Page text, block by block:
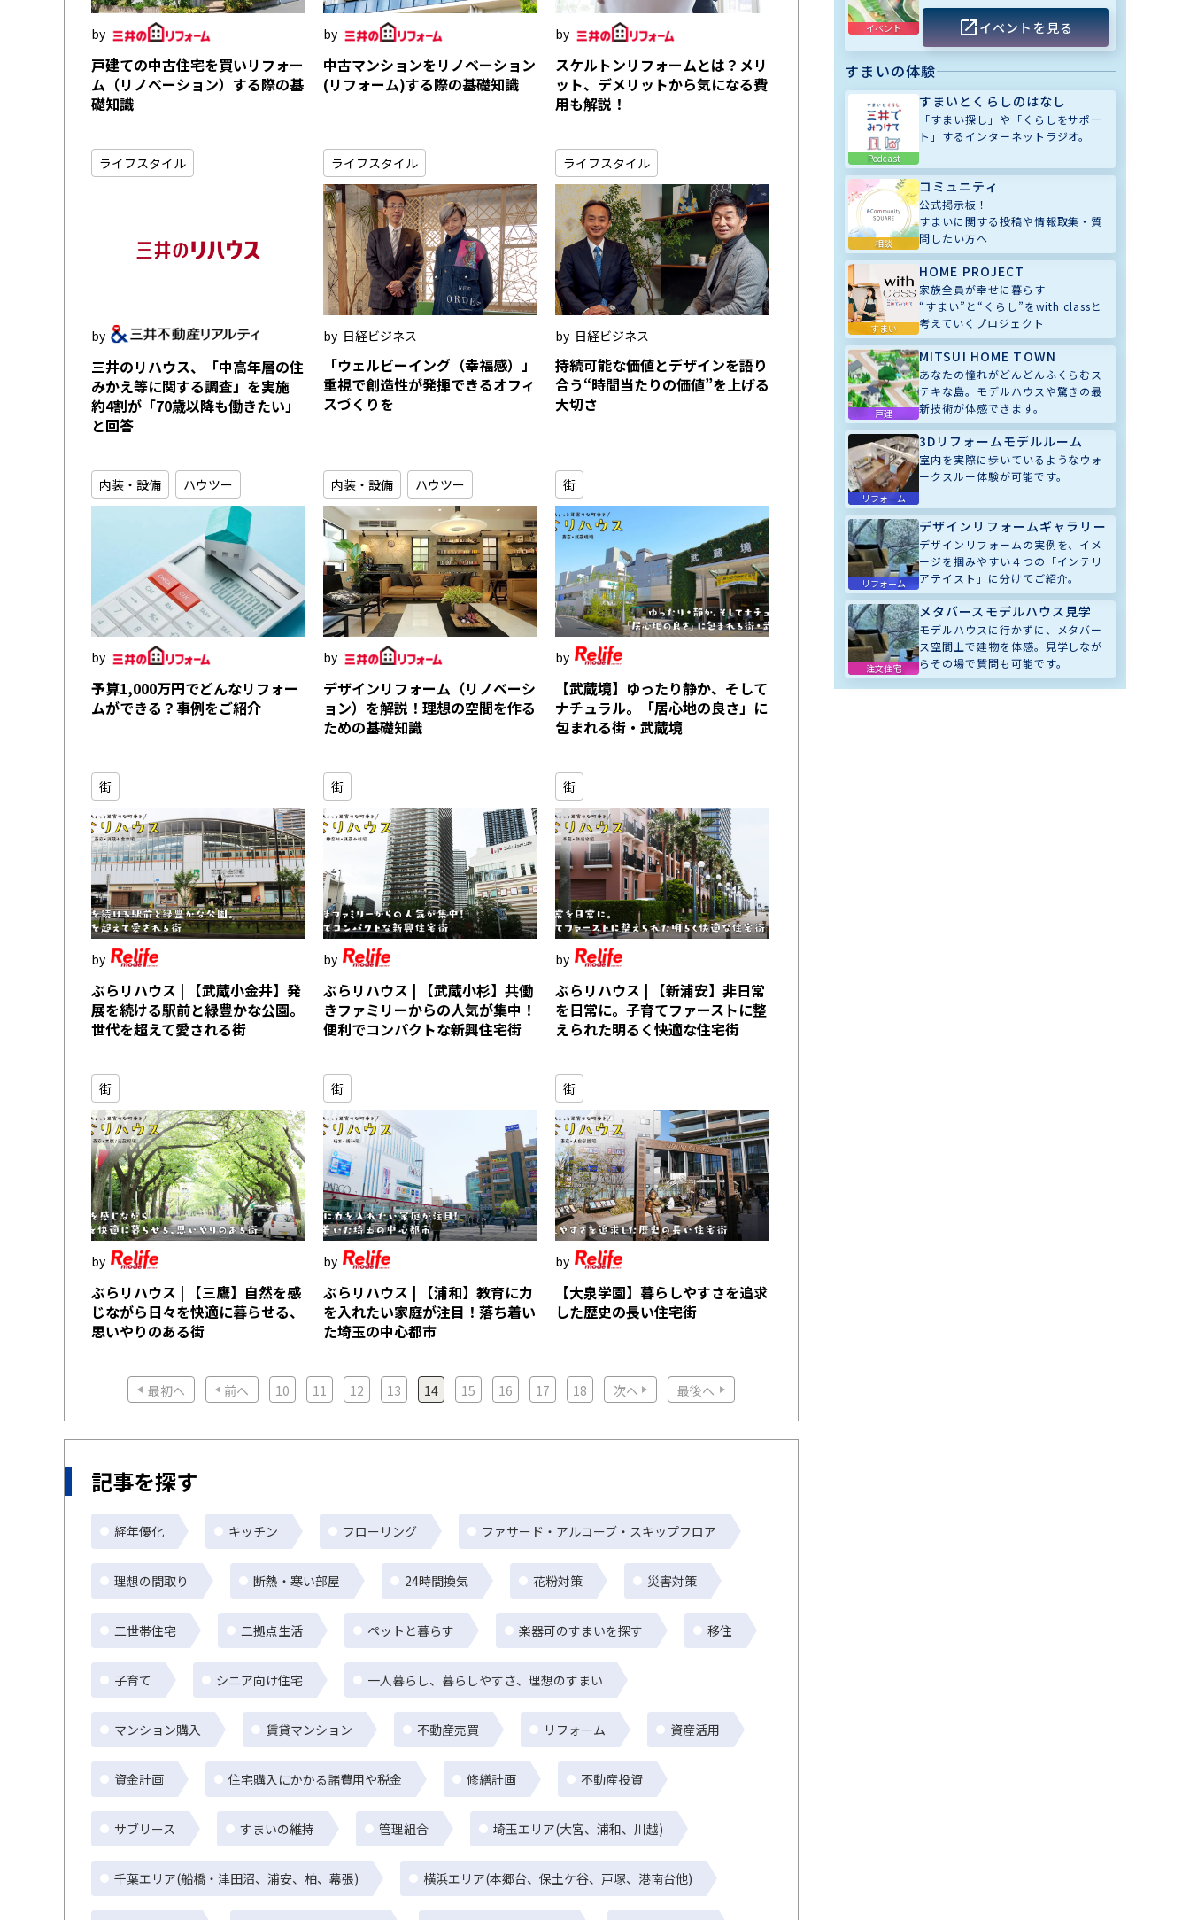
戸建ての中古住宅を買いリフォー
ム（リノベーション）する際の基
礎知識
中古マンションをリノベーション
(リフォーム)する際の基礎知識
スケルトンリフォームとは？メリ
ット、デメリットから気になる費
用も解説！
ライフスタイル
三井のリハウス、「中高年層の住
みかえ等に関する調査」を実施
約4割が「70歳以降も働きたい」
と回答
ライフスタイル
日経ビジネス
「ウェルビーイング（幸福感）」
重視で創造性が発揮できるオフィ
スづくりを
ライフスタイル
日経ビジネス
持続可能な価値とデザインを語り
合う“時間当たりの価値”を上げる
大切さ
内装・設備 ハウツー
予算1,000万円でどんなリフォー
ムができる？事例をご紹介
内装・設備 ハウツー
デザインリフォーム（リノベーシ
ョン）を解説！理想の空間を作る
ための基礎知識
街
【武蔵境】ゆったり静か、そして
ナチュラル。「居心地の良さ」に
包まれる街・武蔵境
街
ぶらリハウス | 【武蔵小金井】発
展を続ける駅前と緑豊かな公園。
世代を超えて愛される街
街
ぶらリハウス | 【武蔵小杉】共働
きファミリーからの人気が集中！
便利でコンパクトな新興住宅街
街
ぶらリハウス | 【新浦安】非日常
を日常に。子育てファーストに整
えられた明るく快適な住宅街
街
ぶらリハウス | 【三鷹】自然を感
じながら日々を快適に暮らせる、
思いやりのある街
街
ぶらリハウス | 【浦和】教育に力
を入れたい家庭が注目！落ち着い
た埼玉の中心都市
街
【大泉学園】暮らしやすさを追求
した歴史の長い住宅街
最初へ 前へ 10 11 12 13 14 15 16 17 18 次へ 最後へ
記事を探す
経年優化 キッチン フローリング ファサード・アルコーブ・スキップフロア
理想の間取り 断熱・寒い部屋 24時間換気 花粉対策 災害対策
二世帯住宅 二拠点生活 ペットと暮らす 楽器可のすまいを探す 移住
子育て シニア向け住宅 一人暮らし、暮らしやすさ、理想のすまい
マンション購入 賃貸マンション 不動産売買 リフォーム 資産活用
資金計画 住宅購入にかかる諸費用や税金 修繕計画 不動産投資
サブリース すまいの維持 管理組合 埼玉エリア(大宮、浦和、川越)
千葉エリア(船橋・津田沼、浦安、柏、幕張) 横浜エリア(本郷台、保土ケ谷、戸塚、港南台他)
イベント イベントを見る
すまいの体験
Podcast
すまいとくらしのはなし
「すまい探し」や「くらしをサポー
ト」するインターネットラジオ。
相談
コミュニティ
公式掲示板！
すまいに関する投稿や情報取集・質
問したい方へ
すまい
HOME PROJECT
家族全員が幸せに暮らす
“すまい”と“くらし”をwith classと
考えていくプロジェクト
戸建
MITSUI HOME TOWN
あなたの憧れがどんどんふくらむス
テキな島。モデルハウスや驚きの最
新技術が体感できます。
リフォーム
3Dリフォームモデルルーム
室内を実際に歩いているようなウォ
ークスルー体験が可能です。
リフォーム
デザインリフォームギャラリー
デザインリフォームの実例を、イメ
ージを掴みやすい４つの「インテリ
アテイスト」に分けてご紹介。
注文住宅
メタバースモデルハウス見学
モデルハウスに行かずに、メタバー
ス空間上で建物を体感。見学しなが
らその場で質問も可能です。